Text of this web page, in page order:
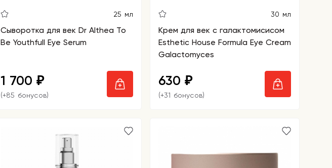
25 мл
Сыворотка для век Dr Althea To
Be Youthfull Eye Serum
1 700 ₽
(+85 бонусов)
30 мл
Крем для век с галактомисисом
Esthetic House Formula Eye Cream
Galactomyces
630 ₽
(+31 бонусов)